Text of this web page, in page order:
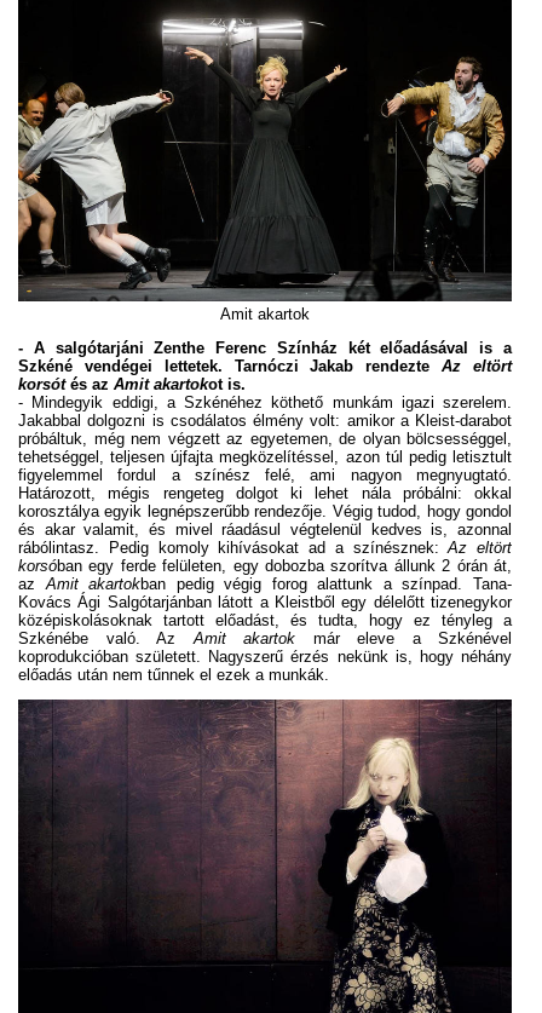
Amit akartok
- A salgótarjáni Zenthe Ferenc Színház két előadásával is a
Szkéné vendégei lettetek. Tarnóczi Jakab rendezteAz eltört
korsótés az Amit akartokot is.
- Mindegyik eddigi, a Szkénéhez köthető munkám igazi szerelem.
Jakabbal dolgozni is csodálatos élmény volt: amikor a Kleist-darabot
próbáltuk, még nem végzett az egyetemen, de olyan bölcsességgel,
tehetséggel, teljesen újfajta megközelítéssel, azon túl pedig letisztult
figyelemmel fordul a színész felé, ami nagyon megnyugtató.
Határozott, mégis rengeteg dolgot ki lehet nála próbálni: okkal
korosztálya egyik legnépszerűbb rendezője. Végig tudod, hogy gondol
és akar valamit, és mivel ráadásul végtelenül kedves is, azonnal
rábólintasz. Pedig komoly kihívásokat ad a színésznek:Az eltört
korsóban egy ferde felületen, egy dobozba szorítva állunk 2 órán át,
az Amit akartokban pedig végig forog alattunk a színpad. Tana-
Kovács Ági Salgótarjánban látott a Kleistből egy délelőtt tizenegykor
középiskolásoknak tartott előadást, és tudta, hogy ez tényleg a
Szkénébe való. Az Amit akartok már eleve a Szkénével
koprodukcióban született. Nagyszerű érzés nekünk is, hogy néhány
előadás után nem tűnnek el ezek a munkák.